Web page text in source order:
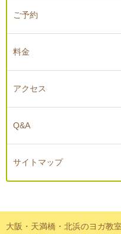
ご予約
料金
アクセス
Q&A
サイトマップ
大阪・天満橋・北浜のヨガ教